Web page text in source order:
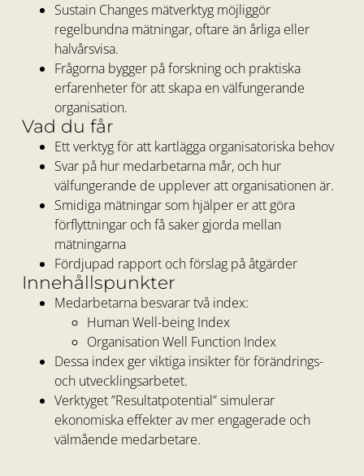
Sustain Changes mätverktyg möjliggör
regelbundna mätningar, oftare än årliga eller
halvårsvisa.
Frågorna bygger på forskning och praktiska
erfarenheter för att skapa en välfungerande
organisation.
Vad du får
Ett verktyg för att kartlägga organisatoriska behov
Svar på hur medarbetarna mår, och hur
välfungerande de upplever att organisationen är.
Smidiga mätningar som hjälper er att göra
förflyttningar och få saker gjorda mellan
mätningarna
Fördjupad rapport och förslag på åtgärder
Innehållspunkter
Medarbetarna besvarar två index:
Human Well-being Index
Organisation Well Function Index
Dessa index ger viktiga insikter för förändrings-
och utvecklingsarbetet.
Verktyget ”Resultatpotential” simulerar
ekonomiska effekter av mer engagerade och
välmående medarbetare.